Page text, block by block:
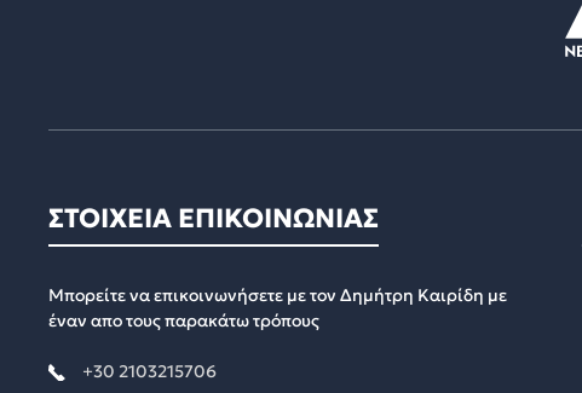
ΣΤΟΙΧΕΙΑ ΕΠΙΚΟΙΝΩΝΙΑΣ
Μπορείτε να επικοινωνήσετε με τον Δημήτρη Καιρίδη με
έναν απο τους παρακάτω τρόπους
+30 2103215706